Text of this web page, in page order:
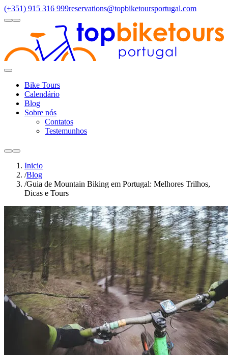
(+351) 915 316 999reservations@topbiketoursportugal.com
lightdark
Toggle
Bike Tours
Regiões Santiago Compostela Douro Valley (3)
Calendário
Blog
Sobre nós
Contatos
Testemunhos
lightdark
Inicio
/Blog
/Guia de Mountain Biking em Portugal: Melhores Trilhos,
Dicas e Tours